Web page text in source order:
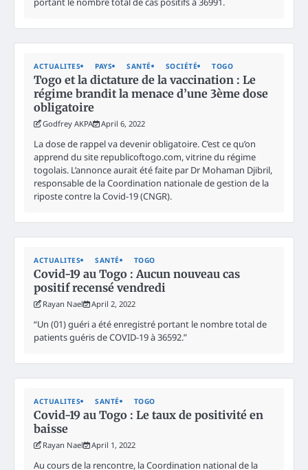
ACTUALITES PAYS SANTÉ SOCIÉTÉ TOGO
Togo et la dictature de la vaccination : Le
régime brandit la menace d’une 3ème dose
obligatoire
Godfrey AKPA April 6, 2022
La dose de rappel va devenir obligatoire. C’est ce qu’on
apprend du site republicoftogo.com, vitrine du régime
togolais. L’annonce aurait été faite par Dr Mohaman Djibril,
responsable de la Coordination nationale de gestion de la
riposte contre la Covid-19 (CNGR).
ACTUALITES SANTÉ TOGO
Covid-19 au Togo : Aucun nouveau cas
positif recensé vendredi
Rayan Nael April 2, 2022
“Un (01) guéri a été enregistré portant le nombre total de
patients guéris de COVID-19 à 36592.”
ACTUALITES SANTÉ TOGO
Covid-19 au Togo : Le taux de positivité en
baisse
Rayan Nael April 1, 2022
Au cours de la rencontre, la Coordination national de la